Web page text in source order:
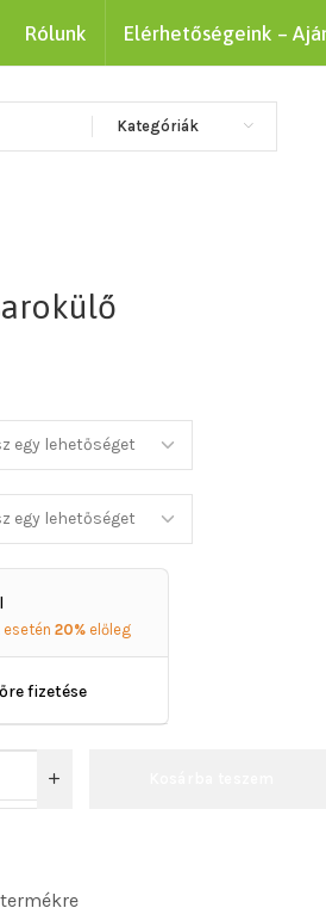
Rólunk Elérhetőségeink –
Kategóriák
20% előleg
fizetése